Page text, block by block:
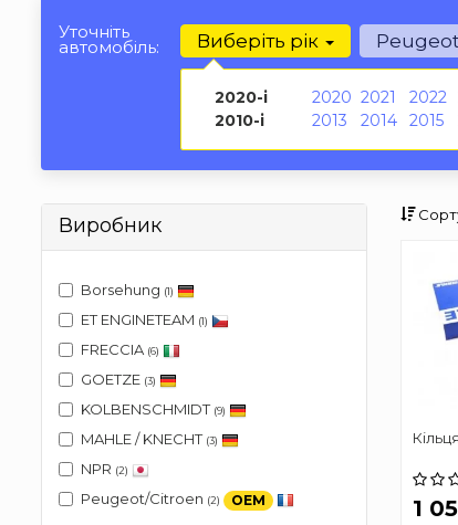
Уточніть
автомобіль: Виберіть рік
2020-і 2020 2021 2022
2010-і
2013 2014 2015
Peugeot
Виробник
Borsehung (1)
ET ENGINETEAM (1)
FRECCIA (6)
GOETZE (3)
KOLBENSCHMIDT (9)
MAHLE / KNECHT (3)
NPR (2)
Peugeot/Citroen (2) OEM 1